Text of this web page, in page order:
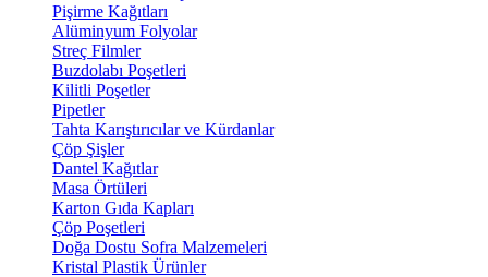
Pişirme Kağıtları
Alüminyum Folyolar
Streç Filmler
Buzdolabı Poşetleri
Kilitli Poşetler
Pipetler
Tahta Karıştırıcılar ve Kürdanlar
Çöp Şişler
Dantel Kağıtlar
Masa Örtüleri
Karton Gıda Kapları
Çöp Poşetleri
Doğa Dostu Sofra Malzemeleri
Kristal Plastik Ürünler